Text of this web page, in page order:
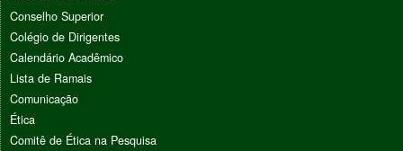
Conselho Superior
Colégio de Dirigentes
Calendário Acadêmico
Lista de Ramais
Comunicação
Ética
Comitê de Ética na Pesquisa